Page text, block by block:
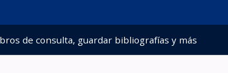
de consulta, guardar bibliografías y más